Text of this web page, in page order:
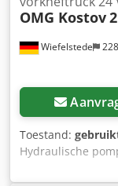
Wiefelstede
OMG Kostov
Toestand:
Hydraulische
hydraulische